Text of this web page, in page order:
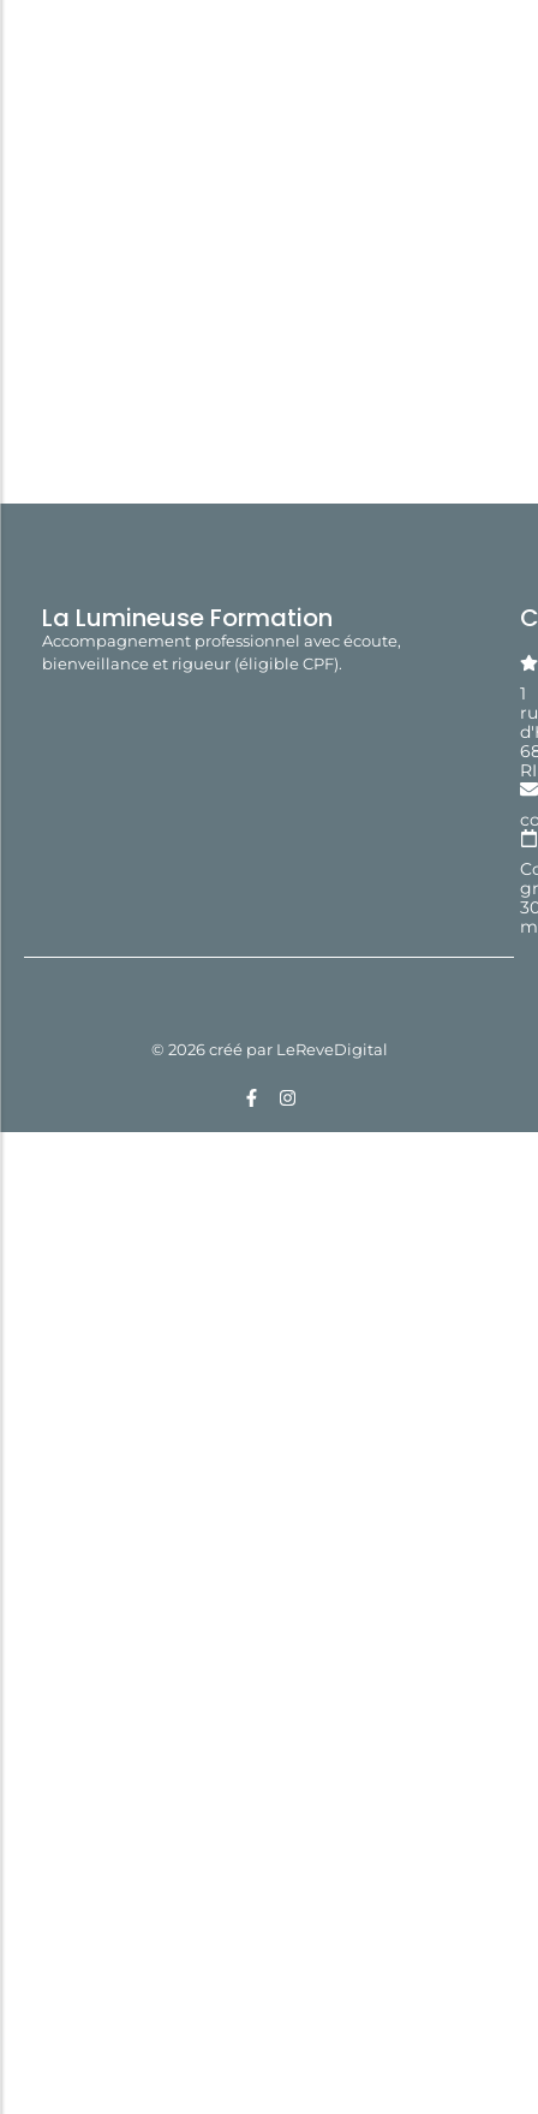
La Lumineuse Formation
Accompagnement professionnel avec écoute,
bienveillance et rigueur (éligible CPF).
1
© 2026 créé par LeReveDigital